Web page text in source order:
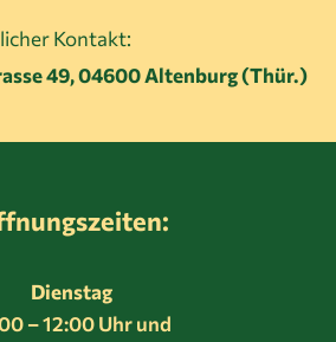
Kontakt:
49, 04600 Altenburg (Thür.)
Dienstag
– 12:00 Uhr und